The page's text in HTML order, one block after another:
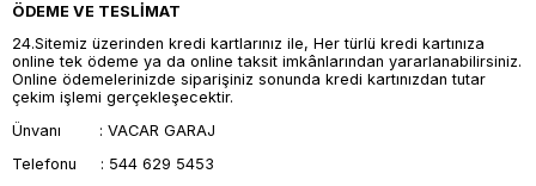
ÖDEME VE TESLİMAT
24.Sitemiz üzerinden kredi kartlarınız ile, Her türlü kredi kartınıza
online tek ödeme ya da online taksit imkânlarından yararlanabilirsiniz.
Online ödemelerinizde siparişiniz sonunda kredi kartınızdan tutar
çekim işlemi gerçekleşecektir.
Ünvanı : VACAR GARAJ
Telefonu : 544 629 5453